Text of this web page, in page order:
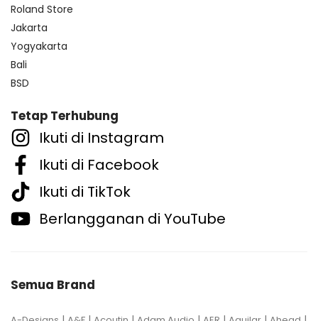
Roland Store
Jakarta
Yogyakarta
Bali
BSD
Tetap Terhubung
Ikuti di Instagram
Ikuti di Facebook
Ikuti di TikTok
Berlangganan di YouTube
Semua Brand